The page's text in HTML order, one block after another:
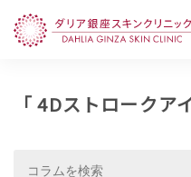
「 4Dストローク